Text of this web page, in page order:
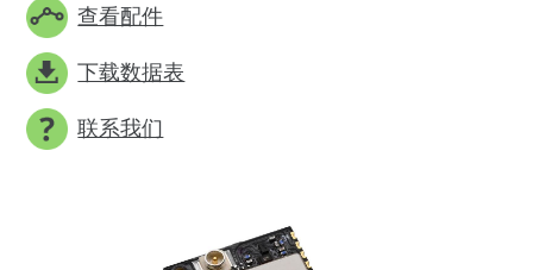
查看配件
下载数据表
联系我们